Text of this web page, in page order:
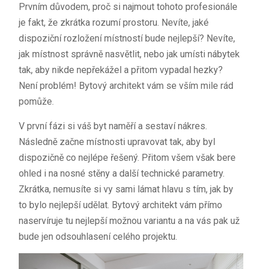
Prvním důvodem, proč si najmout tohoto profesionále
je fakt, že zkrátka rozumí prostoru. Nevíte, jaké
dispoziční rozložení místností bude nejlepší? Nevíte,
jak místnost správně nasvětlit, nebo jak umísti nábytek
tak, aby nikde nepřekážel a přitom vypadal hezky?
Není problém! Bytový architekt vám se vším mile rád
pomůže.
V první fázi si váš byt naměří a sestaví nákres.
Následně začne místnosti upravovat tak, aby byl
dispozičně co nejlépe řešený. Přitom všem však bere
ohled i na nosné stěny a další technické parametry.
Zkrátka, nemusíte si vy sami lámat hlavu s tím, jak by
to bylo nejlepší udělat. Bytový architekt vám přímo
naservíruje tu nejlepší možnou variantu a na vás pak už
bude jen odsouhlasení celého projektu.